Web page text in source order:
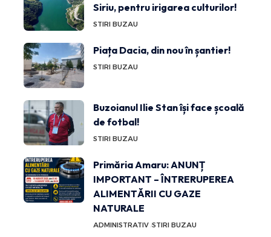
Siriu, pentru irigarea culturilor!
STIRI BUZAU
Piața Dacia, din nou în șantier!
STIRI BUZAU
Buzoianul Ilie Stan își face școală
de fotbal!
STIRI BUZAU
Primăria Amaru: ANUNȚ
IMPORTANT – ÎNTRERUPEREA
ALIMENTĂRII CU GAZE
NATURALE
ADMINISTRATIV STIRI BUZAU